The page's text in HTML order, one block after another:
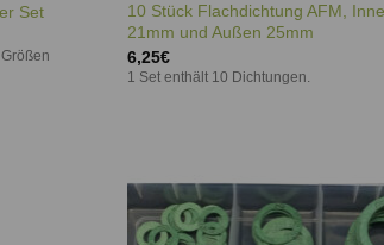
Set
10 Stück Flachdichtung AFM,
21mm und Außen 25mm
6,25€
1 Set enthält 10 Dichtungen.
Auf